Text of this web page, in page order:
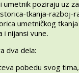
umetnik poziraju uz
umetničkog
nijansi vune.
dva dela:
pobedu svog